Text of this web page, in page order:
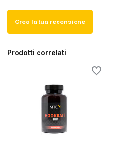
Crea la tua recensione
Prodotti correlati